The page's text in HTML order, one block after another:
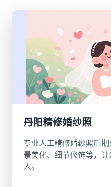
丹阳精修婚纱照
专业人工精修婚纱照后
景美化、细节修饰等，
人。